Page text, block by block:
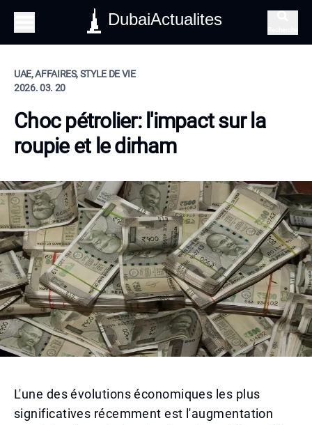
DubaiActualites
UAE, AFFAIRES, STYLE DE VIE
2026. 03. 20
Choc pétrolier: l'impact sur la
roupie et le dirham
L'une des évolutions économiques les plus
significatives récemment est l'augmentation